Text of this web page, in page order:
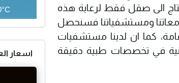
الى صقل فقط لرعاية هذه
ومستشفياتنا فسنحصل
كما ان لدينا مستشفيات
في تخصصات طبية دقيقة
اسعار